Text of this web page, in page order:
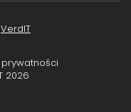
VerdIT
prywatności
2026